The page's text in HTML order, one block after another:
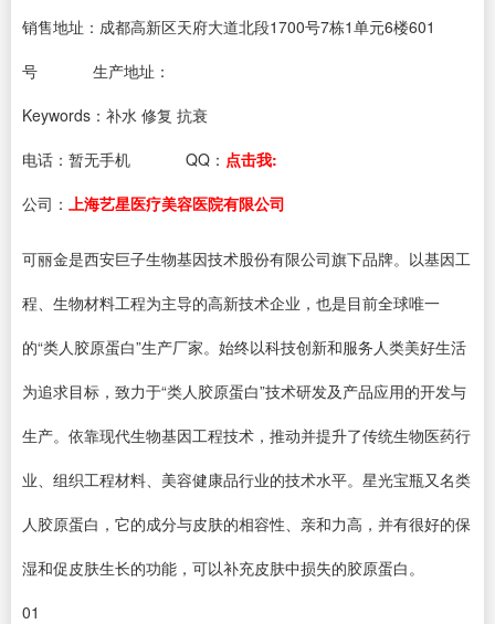
销售地址：成都高新区天府大道北段1700号7栋1单元6楼601
号
生产地址：
Keywords：补水 修复 抗衰
电话： 暂无手机 QQ： 点击我:
公司： 上海艺星医疗美容医院有限公司
可丽金是西安巨子生物基因技术股份有限公司旗下品牌。以基因工
程、生物材料工程为主导的高新技术企业，也是目前全球唯一
的“类人胶原蛋白”生产厂家。始终以科技创新和服务人类美好生活
为追求目标，致力于“类人胶原蛋白”技术研发及产品应用的开发与
生产。依靠现代生物基因工程技术，推动并提升了传统生物医药行
业、组织工程材料、美容健康品行业的技术水平。星光宝瓶又名类
人胶原蛋白，它的成分与皮肤的相容性、亲和力高，并有很好的保
湿和促皮肤生长的功能，可以补充皮肤中损失的胶原蛋白。
01